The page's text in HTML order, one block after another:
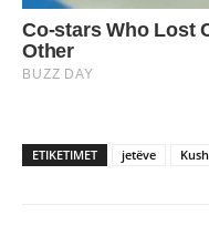
ETIKETIMET jetëve Kush